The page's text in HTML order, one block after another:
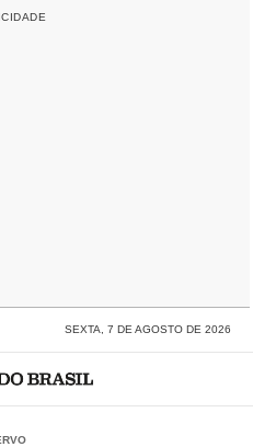
SEXTA, 7 DE AGOSTO DE 2026